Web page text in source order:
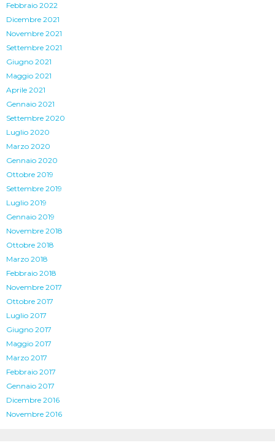
Febbraio 2022
Dicembre 2021
Novembre 2021
Settembre 2021
Giugno 2021
Maggio 2021
Aprile 2021
Gennaio 2021
Settembre 2020
Luglio 2020
Marzo 2020
Gennaio 2020
Ottobre 2019
Settembre 2019
Luglio 2019
Gennaio 2019
Novembre 2018
Ottobre 2018
Marzo 2018
Febbraio 2018
Novembre 2017
Ottobre 2017
Luglio 2017
Giugno 2017
Maggio 2017
Marzo 2017
Febbraio 2017
Gennaio 2017
Dicembre 2016
Novembre 2016